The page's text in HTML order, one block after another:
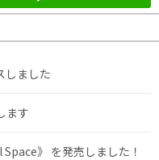
しました
ます
》 を発売しました！